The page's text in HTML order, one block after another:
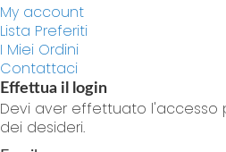
My account
Lista Preferiti
I Miei Ordini
Contattaci
Effettua il login
Devi aver effettuato l'accesso
dei desideri.